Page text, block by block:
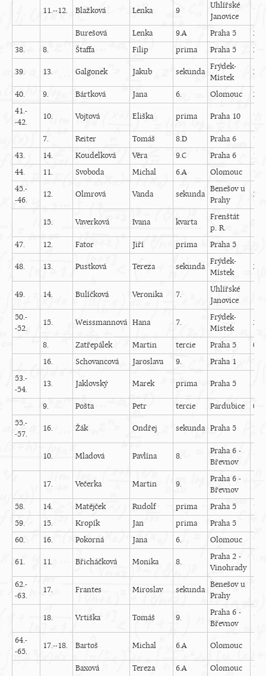
11.--12. Blažková Lenka 9
Uhlířské
Janovice
19
Burešová Lenka 9.A Praha 5
21
38.
8. Štaffa Filip prima Praha 5 25
39. 13. Galgonek Jakub sekunda
Frýdek-
Místek
24
40. 9. Bártková Jana 6. Olomouc
20
41.-
-42.
10. Vojtová Eliška prima Praha 10 18
7. Reiter Tomáš 8.D Praha 6
17
43.
14. Koudelková Věra 9.C Praha 6
13
44.
11. Svoboda Michal 6.A Olomouc
16
45.-
-46.
12. Olmrová Vanda sekunda
Benešov u
Prahy
24
15. Vaverková Ivana kvarta
Frenštát
p. R.
10
47. 12. Fator Jiří prima Praha 5 12
48. 13. Pustková Tereza sekunda
Frýdek-
Místek
22
49. 14. Bulíčková Veronika 7.
Uhlířské
Janovice
16
50.-
-52.
15. Weissmannová Hana 7.
Frýdek-
Místek
23
8. Zatřepálek Martin tercie Praha 5
0
16.
Schovancová Jaroslava 9. Praha 1
16
53.-
-54.
13. Jaklovský Marek prima Praha 5 19
9. Pošta Petr tercie Pardubice
0
55.-
-57.
16. Žák Ondřej sekunda Praha 5 19
10. Mladová Pavlína 8.
Praha 6 -
Břevnov
19
17. Večerka Martin 9.
Praha 6 -
Břevnov
17
58. 14. Matějček Rudolf prima Praha 5
18
59.
15. Kropík Jan prima Praha 5
19
60.
16. Pokorná Jana 6. Olomouc 18
61. 11. Břicháčková Monika 8.
Praha 2 -
Vinohrady
17
62.-
-63.
17. Frantes Miroslav sekunda
Benešov u
Prahy
12
18. Vrtiška Tomáš 9.
Praha 6 -
Břevnov
15
64.-
-65.
17.--18. Bartoš Michal 6.A Olomouc 18
Baxová Tereza 6.A Olomouc 17